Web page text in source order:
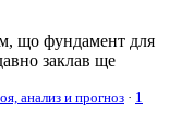
що фундамент для
заклав ще
анализ и прогноз · 1